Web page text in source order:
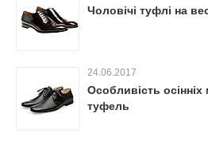
Чоловічі туфлі на
24.06.2017
Особливість
туфель